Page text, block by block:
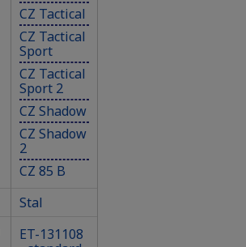
CZ Tactical
CZ Tactical
Sport
CZ Tactical
Sport 2
CZ Shadow
CZ Shadow
2
CZ 85 B
Stal
ET-131108